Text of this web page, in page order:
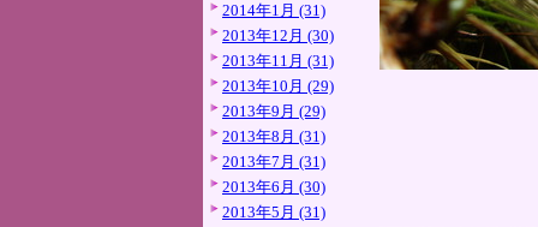
2014年1月 (31)
2013年12月 (30)
2013年11月 (31)
2013年10月 (29)
2013年9月 (29)
2013年8月 (31)
2013年7月 (31)
2013年6月 (30)
2013年5月 (31)